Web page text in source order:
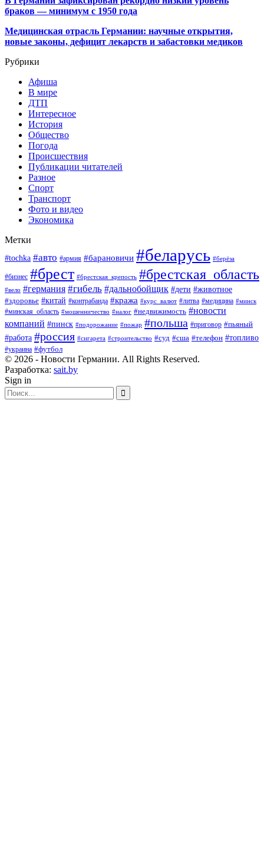
браков — минимум с 1950 года
Медицинская отрасль Германии: научные открытия,
новые законы, дефицит лекарств и забастовки медиков
Рубрики
Афиша
В мире
ДТП
Интересное
История
Общество
Погода
Происшествия
Публикации читателей
Разное
Спорт
Транспорт
Фото и видео
Экономика
Метки
#tochka #авто #армия #барановичи #беларусь #берёза
#бизнес #брест #брестская_крепость #брестская_область
#вело #германия #гибель #дальнобойщик #дети #животное
#здоровье #китай #контрабанда #кража #курс_валют #литва #медицина #минск
#минская_область #мошенничество #налог #недвижимость #новости
компаний #пинск #подорожание #пожар #польша #приговор #пьяный
#работа #россия #сигарета #строительство #суд #сша #телефон #топливо
#украина #футбол
© 2026 - Новости Германии. All Rights Reserved.
Разработка: sait.by
Sign in